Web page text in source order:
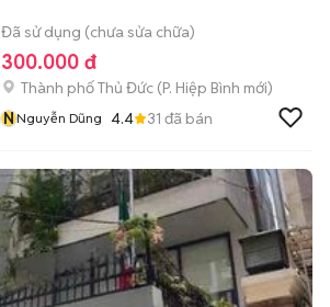
Đã sử dụng (chưa sửa chữa)
300.000 đ
Thành phố Thủ Đức (P. Hiệp Bình mới)
NNguyễn Dũng 4.4 31 đã bán